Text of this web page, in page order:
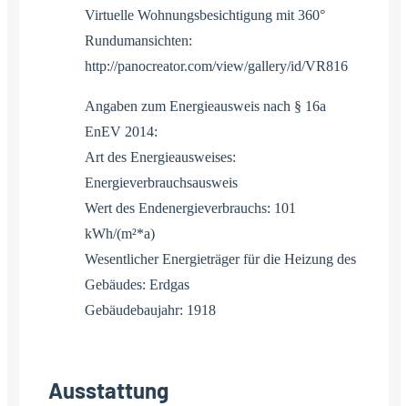
Virtuelle Wohnungsbesichtigung mit 360°
Rundumansichten:
http://panocreator.com/view/gallery/id/VR816
Angaben zum Energieausweis nach § 16a
EnEV 2014:
Art des Energieausweises:
Energieverbrauchsausweis
Wert des Endenergieverbrauchs: 101
kWh/(m²*a)
Wesentlicher Energieträger für die Heizung des
Gebäudes: Erdgas
Gebäudebaujahr: 1918
Ausstattung